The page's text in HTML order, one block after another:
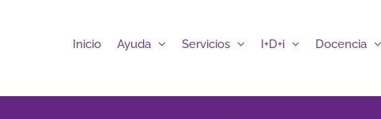
Inicio Ayuda Servicios I+D+i Docencia